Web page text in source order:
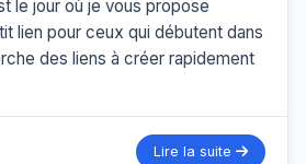
le jour où je vous propose
lien pour ceux qui débutent dans
des liens à créer rapidement
Lire la suite